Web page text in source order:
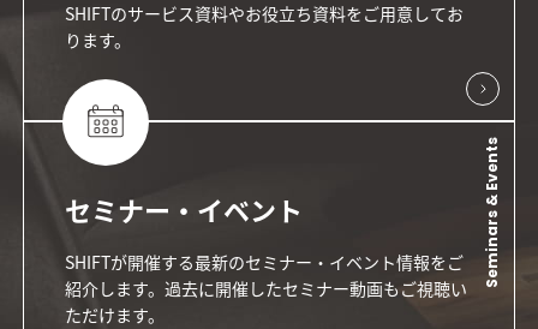
SHIFTのサービス資料やお役立ち資料をご用意してお
ります。
セミナー・イベント
SHIFTが開催する最新のセミナー・イベント情報をご
紹介します。過去に開催したセミナー動画もご視聴い
ただけます。
Seminars & Events